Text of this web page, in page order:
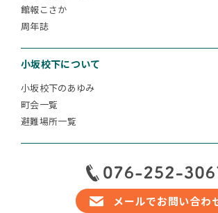
館報こさか
周年誌
小坂校下について
小坂校下のあゆみ
町会一覧
避難場所一覧
メールでお問い合わ